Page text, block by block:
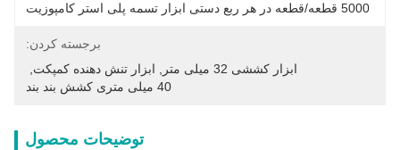
5000 قطعه/قطعه در هر ربع دستی ابزار تسمه پلی استر کامپوزیت
برجسته کردن:
ابزار کششی 32 میلی متر
ابزار تنش دهنده کمپکت
40 میلی متری کشش بند بند
توضیحات محصول